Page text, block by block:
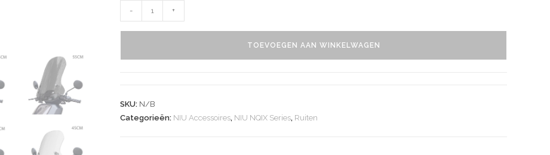
- +
TOEVOEGEN AAN WINKELWAGEN
SKU: N/B
Categorieën: NIU Accessoires, NIU NQIX Series, Ruiten